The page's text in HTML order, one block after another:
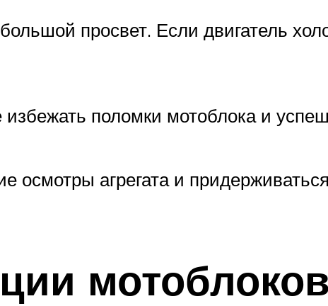
просвет. Если двигатель
поломки мотоблока и
осмотры агрегата и